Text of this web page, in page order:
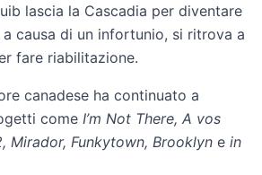
lascia la Cascadia per diventare
causa di un infortunio, si ritrova a
fare riabilitazione.
canadese ha continuato a
come I’m Not There, A vos
Mirador, Funkytown, Brooklyn e in